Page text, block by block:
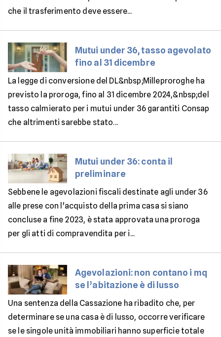
che il trasferimento deve essere...
Mutui under 36, tasso agevolato
fino al 31 dicembre
La legge di conversione del DL&nbsp;Milleproroghe ha
previsto la proroga, fino al 31 dicembre 2024,&nbsp;del
tasso calmierato per i mutui under 36 garantiti Consap
che altrimenti sarebbe stato...
Mutui under 36: conta il
preliminare
Sebbene le agevolazioni fiscali destinate agli under 36
alle prese con l'acquisto della prima casa si siano
concluse a fine 2023, è stata approvata una proroga
per gli atti di compravendita per i...
Agevolazioni: non contano i mq
se l’abitazione è di lusso
Una sentenza della Cassazione ha ribadito che, per
determinare se una casa è di lusso, occorre verificare
se le singole unità immobiliari hanno superficie totale